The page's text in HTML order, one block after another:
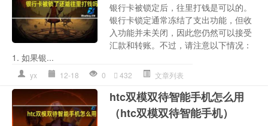
银行卡被锁定后，往里打钱是可以的。
银行卡锁定通常冻结了支出功能，但收
入功能并未关闭，因此您仍然可以接受
汇款和转账。不过，请注意以下情况：
1. 如果银...
yx 12-18 0 432 文章列表
htc双模双待智能手机怎么用
（htc双模双待智能手机）